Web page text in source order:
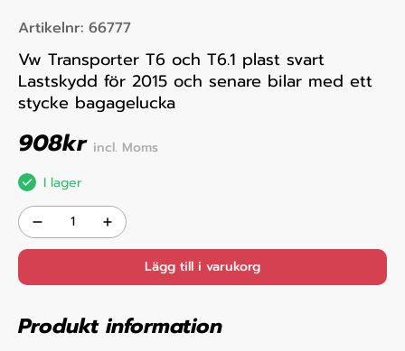
Artikelnr: 66777
Vw Transporter T6 och T6.1 plast svart
Lastskydd för 2015 och senare bilar med ett
stycke bagagelucka
908kr incl. Moms
I lager
Lägg till i varukorg
Produkt information